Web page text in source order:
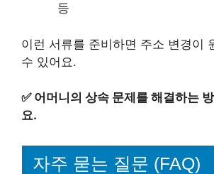
등
이런 서류를 준비하면 주소 변경이
수 있어요.
✅ 어머니의 상속 문제를 해결하는
요.
자주 묻는 질문 (FAQ)